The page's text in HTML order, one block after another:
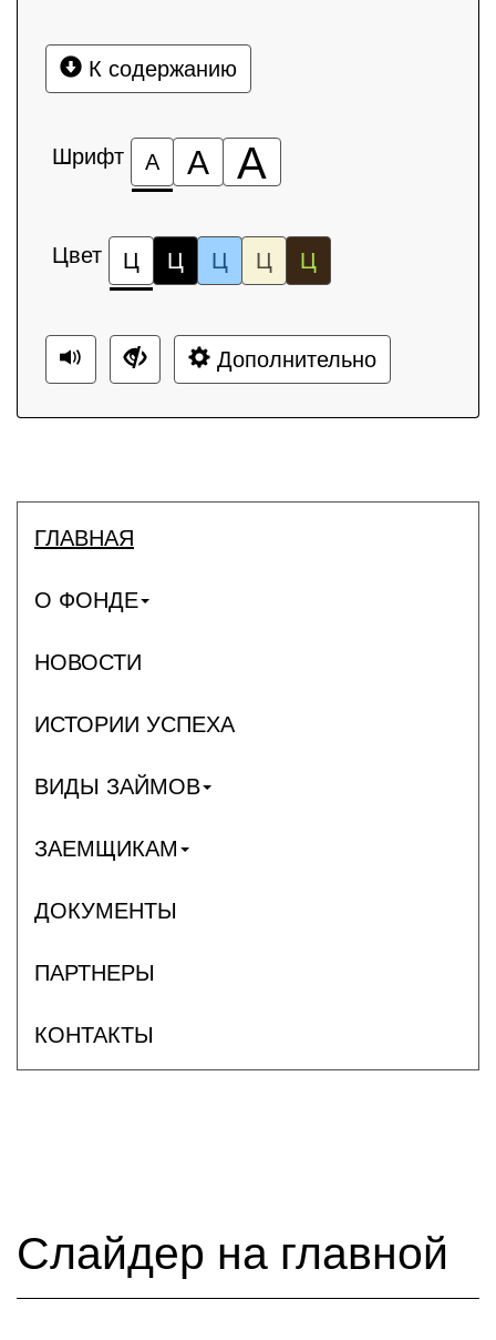
К содержанию
Шрифт А А А
Цвет Ц Ц Ц Ц Ц
Дополнительно
ГЛАВНАЯ
О ФОНДЕ
НОВОСТИ
ИСТОРИИ УСПЕХА
ВИДЫ ЗАЙМОВ
ЗАЕМЩИКАМ
ДОКУМЕНТЫ
ПАРТНЕРЫ
КОНТАКТЫ
Слайдер на главной